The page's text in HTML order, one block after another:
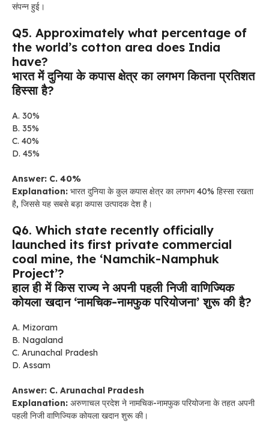
संपन्न हुई।
Q5. Approximately what percentage of
the world’s cotton area does India
have?
भारत में दुनिया के कपास क्षेत्र का लगभग कितना प्रतिशत
हिस्सा है?
A. 30%
B. 35%
C. 40%
D. 45%
Answer: C. 40%
Explanation: भारत दुनिया के कुल कपास क्षेत्र का लगभग 40% हिस्सा रखता
है, जिससे यह सबसे बड़ा कपास उत्पादक देश है।
Q6. Which state recently officially
launched its first private commercial
coal mine, the ‘Namchik-Namphuk
Project’?
हाल ही में किस राज्य ने अपनी पहली निजी वाणिज्यिक
कोयला खदान ‘नामचिक-नामफुक परियोजना’ शुरू की है?
A. Mizoram
B. Nagaland
C. Arunachal Pradesh
D. Assam
Answer: C. Arunachal Pradesh
Explanation: अरुणाचल प्रदेश ने नामचिक-नामफुक परियोजना के तहत अपनी
पहली निजी वाणिज्यिक कोयला खदान शुरू की।